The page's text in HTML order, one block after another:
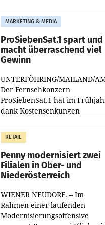
MARKETING & MEDIA
ProSiebenSat.1 spart und
macht überraschend viel
Gewinn
UNTERFÖHRING/MAILAND/
Der Fernsehkonzern
ProSiebenSat.1 hat im
dank Kostensenkungen
gemacht und die
Markterwartung deutlich
übertroffen.
RETAIL
Penny modernisiert zwei
Filialen in Ober- und
Niederösterreich
WIENER NEUDORF. – Im
Rahmen einer laufenden
Modernisierungsoffensive